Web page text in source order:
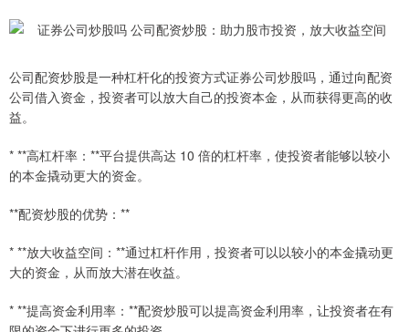
公司配资炒股是一种杠杆化的投资方式证券公司炒股吗，通过向配资
公司借入资金，投资者可以放大自己的投资本金，从而获得更高的收
益。
* **高杠杆率：**平台提供高达 10 倍的杠杆率，使投资者能够以较小
的本金撬动更大的资金。
**配资炒股的优势：**
* **放大收益空间：**通过杠杆作用，投资者可以以较小的本金撬动更
大的资金，从而放大潜在收益。
* **提高资金利用率：**配资炒股可以提高资金利用率，让投资者在有